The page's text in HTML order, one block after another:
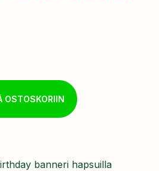
OSTOSKORIIN
banneri hapsuilla